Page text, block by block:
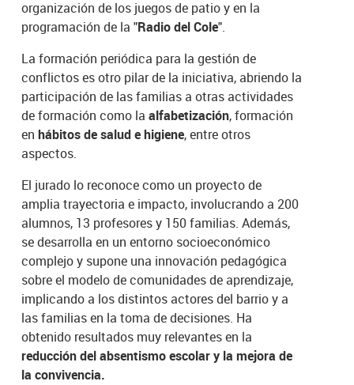
organización de los juegos de patio y en la
programación de la "Radio del Cole".
La formación periódica para la gestión de
conflictos es otro pilar de la iniciativa, abriendo la
participación de las familias a otras actividades
de formación como laalfabetización, formación
enhábitos de salud e higiene, entre otros
aspectos.
El jurado lo reconoce como un proyecto de
amplia trayectoria e impacto, involucrando a 200
alumnos, 13 profesores y 150 familias. Además,
se desarrolla en un entorno socioeconómico
complejo y supone una innovación pedagógica
sobre el modelo de comunidades de aprendizaje,
implicando a los distintos actores del barrio y a
las familias en la toma de decisiones. Ha
obtenido resultados muy relevantes en la
reducción del absentismo escolar y la mejora de
la convivencia.